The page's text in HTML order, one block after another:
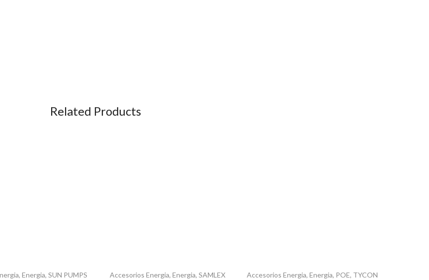
Related Products
, Energia, SUN PUMPS Accesorios Energia, Energia, SAMLEX Accesorios Energia, Energia, POE, TYCON